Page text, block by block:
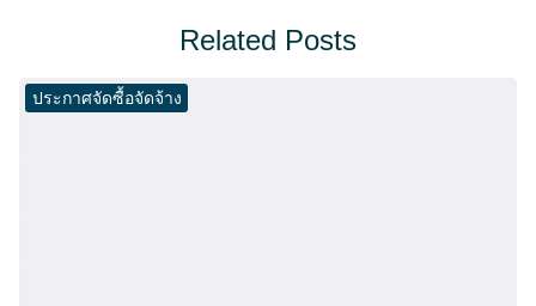
Related Posts
ประกาศจัดซื้อจัดจ้าง